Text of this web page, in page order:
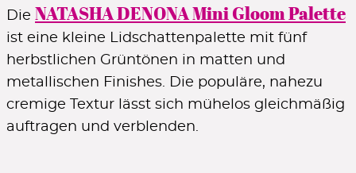
Die NATASHA DENONA Mini Gloom Palette
ist eine kleine Lidschattenpalette mit fünf
herbstlichen Grüntönen in matten und
metallischen Finishes. Die populäre, nahezu
cremige Textur lässt sich mühelos gleichmäßig
auftragen und verblenden.